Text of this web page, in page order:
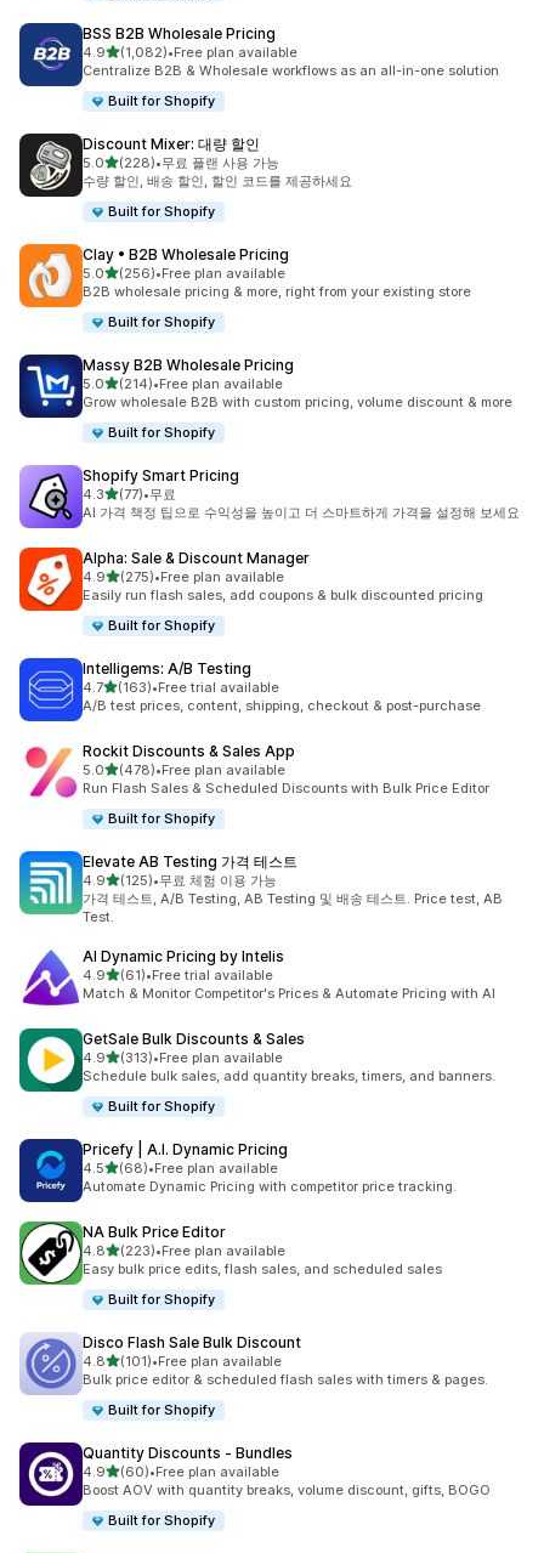
BSS B2B Wholesale Pricing
4.9별 5개 중
(1,082)
총 리뷰 1082개
•Free plan available
Centralize B2B & Wholesale workflows as an all-in-one solution
Built for Shopify
Discount Mixer: 대량 할인
5.0별 5개 중
(228)
총 리뷰 228개
•무료 플랜 사용 가능
수량 할인, 배송 할인, 할인 코드를 제공하세요
Built for Shopify
Clay • B2B Wholesale Pricing
5.0별 5개 중
(256)
총 리뷰 256개
•Free plan available
B2B wholesale pricing & more, right from your existing store
Built for Shopify
Massy B2B Wholesale Pricing
5.0별 5개 중
(214)
총 리뷰 214개
•Free plan available
Grow wholesale B2B with custom pricing, volume discount & more
Built for Shopify
Shopify Smart Pricing
4.3별 5개 중
(77)
총 리뷰 77개
•무료
AI 가격 책정 팁으로 수익성을 높이고 더 스마트하게 가격을 설정해 보세요
Alpha: Sale & Discount Manager
4.9별 5개 중
(275)
총 리뷰 275개
•Free plan available
Easily run flash sales, add coupons & bulk discounted pricing
Built for Shopify
Intelligems: A/B Testing
4.7별 5개 중
(163)
총 리뷰 163개
•Free trial available
A/B test prices, content, shipping, checkout & post-purchase
Rockit Discounts & Sales App
5.0별 5개 중
(478)
총 리뷰 478개
•Free plan available
Run Flash Sales & Scheduled Discounts with Bulk Price Editor
Built for Shopify
Elevate AB Testing 가격 테스트
4.9별 5개 중
(125)
총 리뷰 125개
•무료 체험 이용 가능
가격 테스트, A/B Testing, AB Testing 및 배송 테스트. Price test, AB
Test.
AI Dynamic Pricing by Intelis
4.9별 5개 중
(61)
총 리뷰 61개
•Free trial available
Match & Monitor Competitor's Prices & Automate Pricing with AI
GetSale Bulk Discounts & Sales
4.9별 5개 중
(313)
총 리뷰 313개
•Free plan available
Schedule bulk sales, add quantity breaks, timers, and banners.
Built for Shopify
Pricefy | A.I. Dynamic Pricing
4.5별 5개 중
(68)
총 리뷰 68개
•Free plan available
Automate Dynamic Pricing with competitor price tracking.
NA Bulk Price Editor
4.8별 5개 중
(223)
총 리뷰 223개
•Free plan available
Easy bulk price edits, flash sales, and scheduled sales
Built for Shopify
Disco Flash Sale Bulk Discount
4.8별 5개 중
(101)
총 리뷰 101개
•Free plan available
Bulk price editor & scheduled flash sales with timers & pages.
Built for Shopify
Quantity Discounts ‑ Bundles
4.9별 5개 중
(60)
총 리뷰 60개
•Free plan available
Boost AOV with quantity breaks, volume discount, gifts, BOGO
Built for Shopify